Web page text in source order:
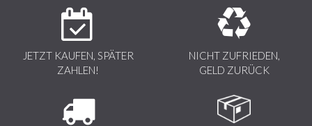
JETZT KAUFEN, SPÄTER
ZAHLEN!
NICHT ZUFRIEDEN,
GELD ZURÜCK